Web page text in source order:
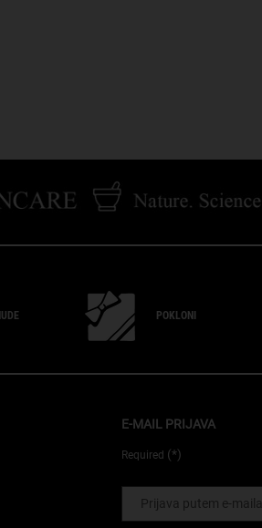
POKLONI
E-MAIL PRIJAVA
Required (*)
Prijava putem e-maila